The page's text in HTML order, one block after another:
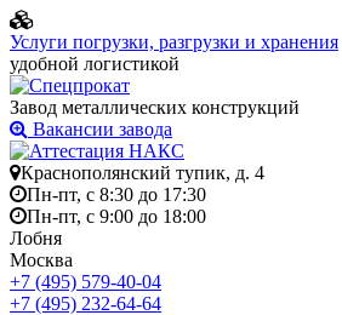
Услуги погрузки, разгрузки и хранения
удобной логистикой
Завод металлических конструкций
Вакансии завода
Краснополянский тупик, д. 4
Пн-пт, с 8:30 до 17:30
Пн-пт, с 9:00 до 18:00
Лобня
Москва
+7 (495) 579-40-04
+7 (495) 232-64-64